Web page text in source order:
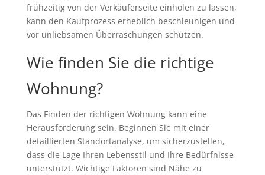
frühzeitig von der Verkäuferseite einholen zu lassen,
kann den Kaufprozess erheblich beschleunigen und
vor unliebsamen Überraschungen schützen.
Wie finden Sie die richtige
Wohnung?
Das Finden der richtigen Wohnung kann eine
Herausforderung sein. Beginnen Sie mit einer
detaillierten Standortanalyse, um sicherzustellen,
dass die Lage Ihren Lebensstil und Ihre Bedürfnisse
unterstützt. Wichtige Faktoren sind Nähe zu